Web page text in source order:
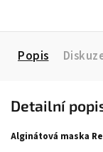
Popis
Detailní
Alginátová maska